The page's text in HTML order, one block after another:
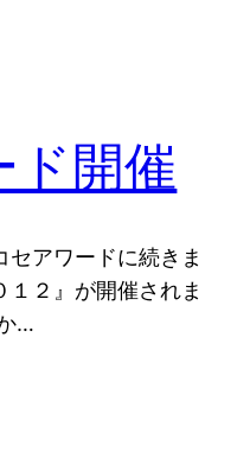
ド開催
アワードに続きま
１２』が開催されま
…